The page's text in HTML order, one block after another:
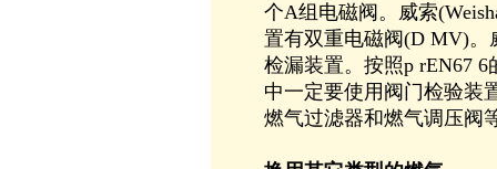
个A组电磁阀。威索
置有双重电磁阀(D MV)。
检漏装置。按照p rEN67
中一定要使用阀门检验装
燃气过滤器和燃气调压阀